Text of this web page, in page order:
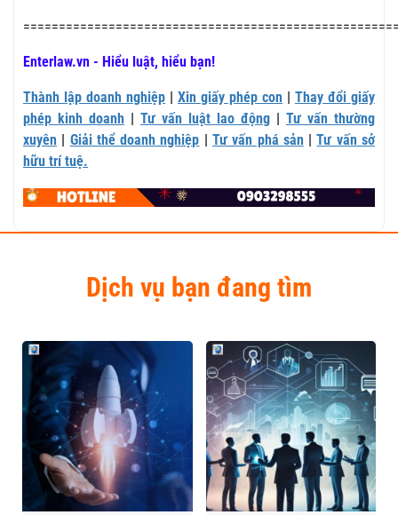
Enterlaw.vn - Hiểu luật, hiểu bạn!
Thành lập doanh nghiệp | Xin giấy phép con | Thay đổi giấy
phép kinh doanh | Tư vấn luật lao động | Tư vấn thường
xuyên | Giải thể doanh nghiệp |Tư vấn phá sản |Tư vấn sở
hữu trí tuệ.
Dịch vụ bạn đang tìm